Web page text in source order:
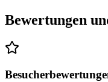
Bewertungen